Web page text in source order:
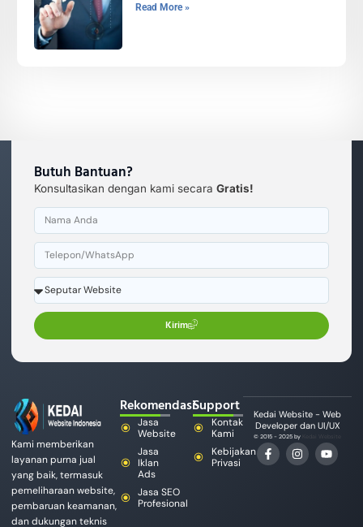
Read More »
Kami memberikan
layanan purna jual
yang baik, termasuk
pemeliharaan website,
pembaruan keamanan,
dan dukungan teknis
Rekomendasi
Jasa
Website
Jasa
Iklan
Ads
Jasa SEO
Profesional
Support
Kontak
Kami
Kebijakan
Privasi
Kedai Website - Web
Developer dan UI/UX
© 2015 - 2025 by Kedai Website
Butuh Bantuan?
Konsultasikan dengan kami secara Gratis!
Kirim